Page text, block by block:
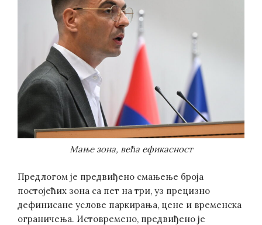
Мање зона, већа ефикасност
Предлогом је предвиђено смањење броја
постојећих зона са пет на три, уз прецизно
дефинисане услове паркирања, цене и временска
ограничења. Истовремено, предвиђено је